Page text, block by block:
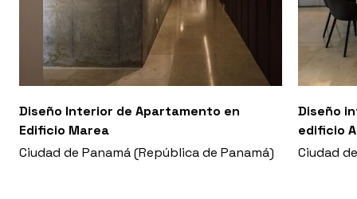
Diseño Interior de Apartamento en
Edificio Marea
Ciudad de Panamá (República de Panamá)
Diseño
edificio
Ciudad